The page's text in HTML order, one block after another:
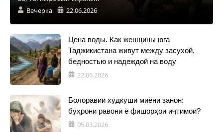
Вечерка 22.06.2026
Цена воды. Как женщины юга
Таджикистана живут между засухой,
бедностью и надеждой на воду
22.06.2026
Болоравии худкушӣ миёни занон:
бӯҳрони равонӣ ё фишорҳои иҷтимоӣ?
05.03.2026